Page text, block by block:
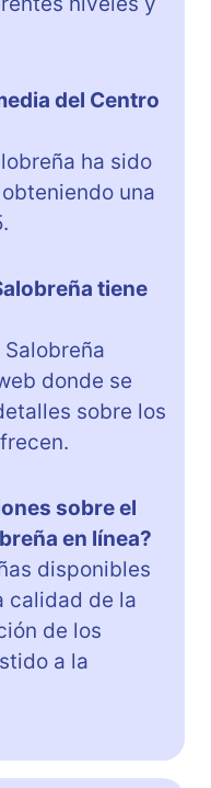
del Centro
ha sido
una
tiene
donde se
sobre los
sobre el
en línea?
disponibles
calidad de la
de los
a la